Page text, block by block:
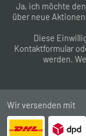
Ja, ich möchte
über neue
Diese
Kontaktformular
werden.
Wir versenden mit